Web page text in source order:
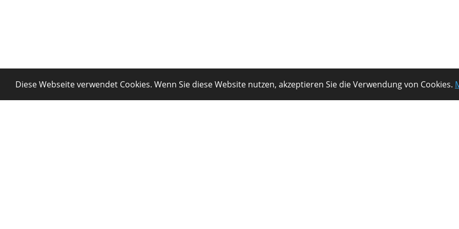
Diese Webseite verwendet Cookies. Wenn Sie diese Website nutzen, akzeptieren Sie die Verwendung von Cookies.